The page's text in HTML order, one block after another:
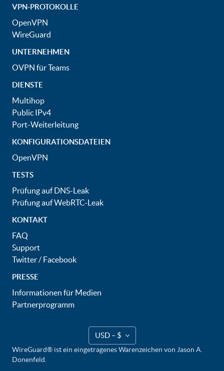
VPN-PROTOKOLLE
OpenVPN
WireGuard
UNTERNEHMEN
OVPN für Teams
DIENSTE
Multihop
Public IPv4
Port-Weiterleitung
KONFIGURATIONSDATEIEN
OpenVPN
TESTS
Prüfung auf DNS-Leak
Prüfung auf WebRTC-Leak
KONTAKT
FAQ
Support
Twitter/ Facebook
PRESSE
Informationen für Medien
Partnerprogramm
WireGuard® ist ein eingetragenes Warenzeichen von Jason A.
Donenfeld.
USD – $